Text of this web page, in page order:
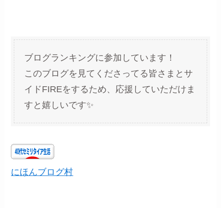
ブログランキングに参加しています！
このブログを見てくださってる皆さまとサ
イドFIREをするため、応援していただけま
すと嬉しいです✨
にほんブログ村